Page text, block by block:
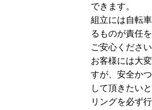
できます。
組立には自転
るものが責任
ご安心ください
お客様には大
すが、安全か
して頂きたい
リングを必ず